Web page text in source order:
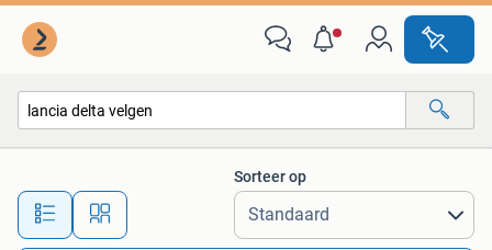
Alle afstanden…
Sorteer op